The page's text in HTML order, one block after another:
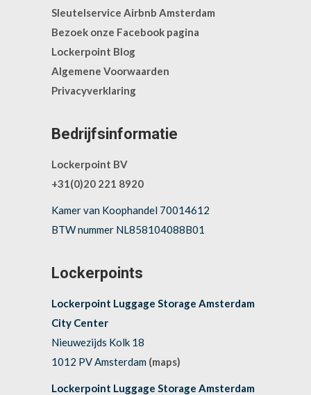
Sleutelservice Airbnb Amsterdam
Bezoek onze Facebook pagina
Lockerpoint Blog
Algemene Voorwaarden
Privacyverklaring
Bedrijfsinformatie
Lockerpoint BV
+31(0)20 221 8920
Kamer van Koophandel 70014612
BTW nummer NL858104088B01
Lockerpoints
Lockerpoint Luggage Storage Amsterdam
City Center
Nieuwezijds Kolk 18
1012 PV Amsterdam (maps)
Lockerpoint Luggage Storage Amsterdam